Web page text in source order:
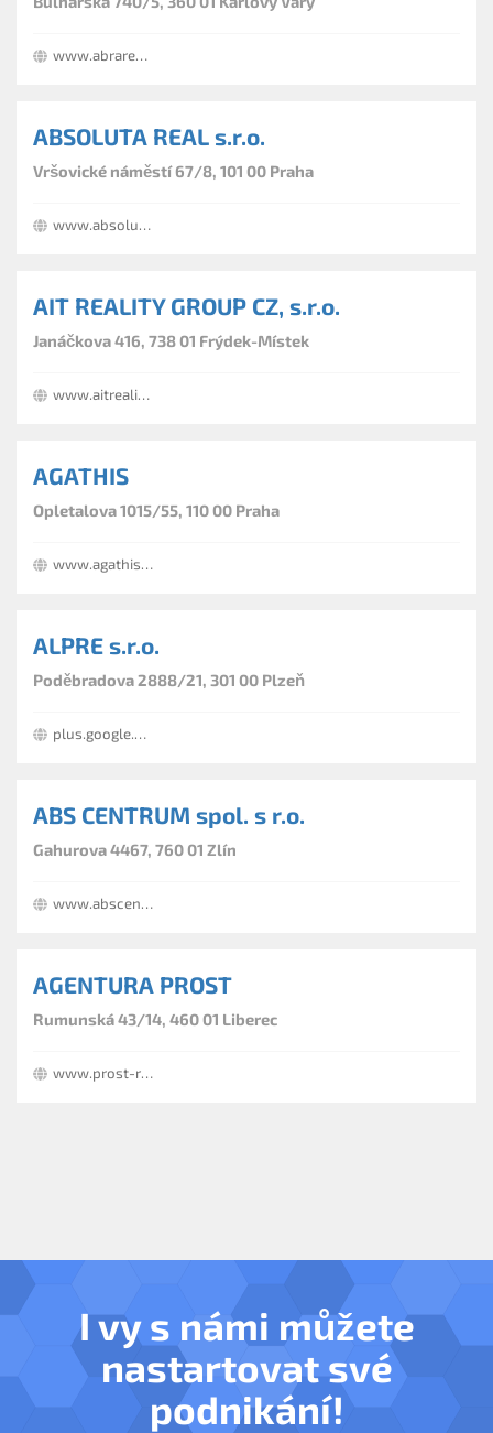
www.abrareal.cz
ABSOLUTA REAL s.r.o.
Vršovické náměstí 67/8, 101 00 Praha
www.absoluta.rscs.cz
AIT REALITY GROUP CZ, s.r.o.
Janáčkova 416, 738 01 Frýdek-Místek
www.aitreality.cz
AGATHIS
Opletalova 1015/55, 110 00 Praha
www.agathis.cz
ALPRE s.r.o.
Poděbradova 2888/21, 301 00 Plzeň
plus.google.com/+4studioczPlze%C5%88/posts
ABS CENTRUM spol. s r.o.
Gahurova 4467, 760 01 Zlín
www.abscentrum.cz
AGENTURA PROST
Rumunská 43/14, 460 01 Liberec
www.prost-reality.cz
I vy s námi můžete
nastartovat své
podnikání!